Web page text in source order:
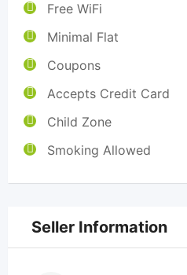
Free WiFi
Minimal Flat
Coupons
Accepts Credit Card
Child Zone
Smoking Allowed
Seller Information